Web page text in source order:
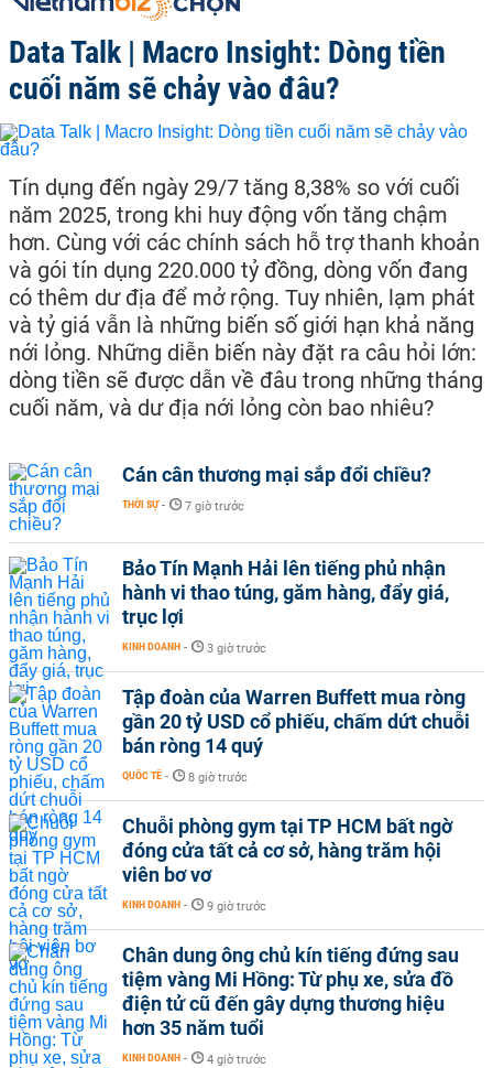
Data Talk | Macro Insight: Dòng tiền
cuối năm sẽ chảy vào đâu?
Tín dụng đến ngày 29/7 tăng 8,38% so với cuối
năm 2025, trong khi huy động vốn tăng chậm
hơn. Cùng với các chính sách hỗ trợ thanh khoản
và gói tín dụng 220.000 tỷ đồng, dòng vốn đang
có thêm dư địa để mở rộng. Tuy nhiên, lạm phát
và tỷ giá vẫn là những biến số giới hạn khả năng
nới lỏng. Những diễn biến này đặt ra câu hỏi lớn:
dòng tiền sẽ được dẫn về đâu trong những tháng
cuối năm, và dư địa nới lỏng còn bao nhiêu?
Cán cân thương mại sắp đổi chiều?
THỜI SỰ - 7 giờ trước
Bảo Tín Mạnh Hải lên tiếng phủ nhận
hành vi thao túng, găm hàng, đẩy giá,
trục lợi
KINH DOANH - 3 giờ trước
Tập đoàn của Warren Buffett mua ròng
gần 20 tỷ USD cổ phiếu, chấm dứt chuỗi
bán ròng 14 quý
QUỐC TẾ - 8 giờ trước
Chuỗi phòng gym tại TP HCM bất ngờ
đóng cửa tất cả cơ sở, hàng trăm hội
viên bơ vơ
KINH DOANH - 9 giờ trước
Chân dung ông chủ kín tiếng đứng sau
tiệm vàng Mi Hồng: Từ phụ xe, sửa đồ
điện tử cũ đến gây dựng thương hiệu
hơn 35 năm tuổi
KINH DOANH - 4 giờ trước